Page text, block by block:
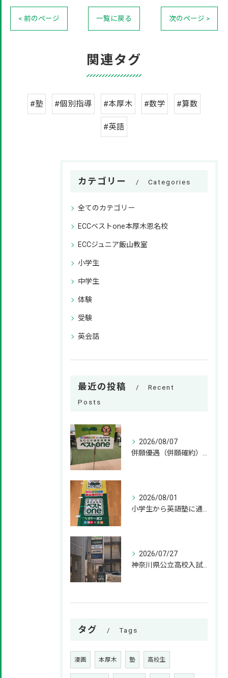
< 前のページ 一覧に戻る 次のページ >
関連タグ
#塾 #個別指導 #本厚木 #数学 #算数
#英語
カテゴリー Categories
全てのカテゴリー
ECCベストone本厚木恩名校
ECCジュニア飯山教室
小学生
中学生
体験
受験
英会話
最近の投稿
Recent
Posts
2026/08/07
2026/08/01
2026/07/27
神奈川県公立高校入試の過去問はいつから解き始めるべきか？
タグ Tags
漫画 本厚木 塾 高校生